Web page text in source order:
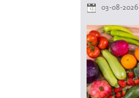
03-08-2026